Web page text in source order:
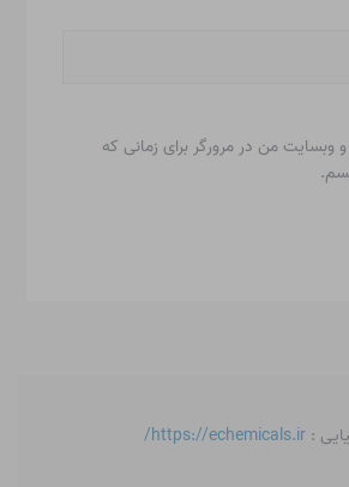
و وبسایت من در مرورگر برای زمانی که
:
https://echemicals.ir/